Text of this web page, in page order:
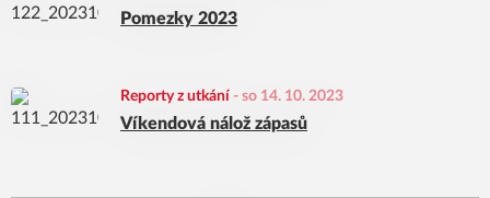
Pomezky 2023
Reporty z utkání - so 14. 10. 2023
Víkendová nálož zápasů